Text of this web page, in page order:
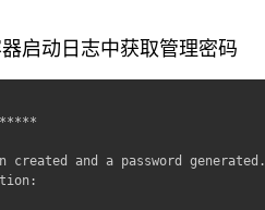
启动日志中获取管理密码
and a password generated.